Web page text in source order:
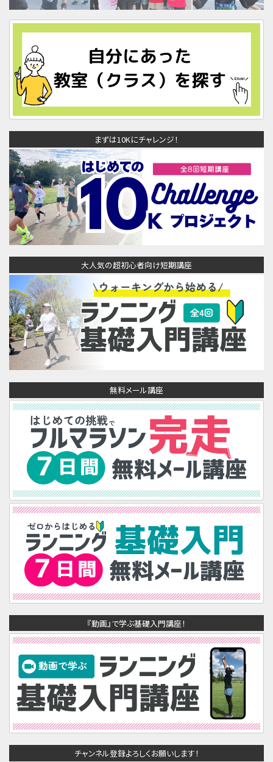
まずは10Kにチャレンジ！
大人気の超初心者向け短期講座
無料メール講座
『動画』で学ぶ基礎入門講座！
チャンネル登録よろしくお願いします！